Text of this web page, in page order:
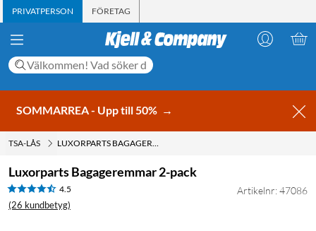
PRIVATPERSON FÖRETAG
SOMMARREA - Upp till 50% →
TSA-LÅS LUXORPARTS BAGAGEREMMAR 2-PACK
Luxorparts Bagageremmar 2-pack
4.5
(26 kundbetyg)
Artikelnr: 47086